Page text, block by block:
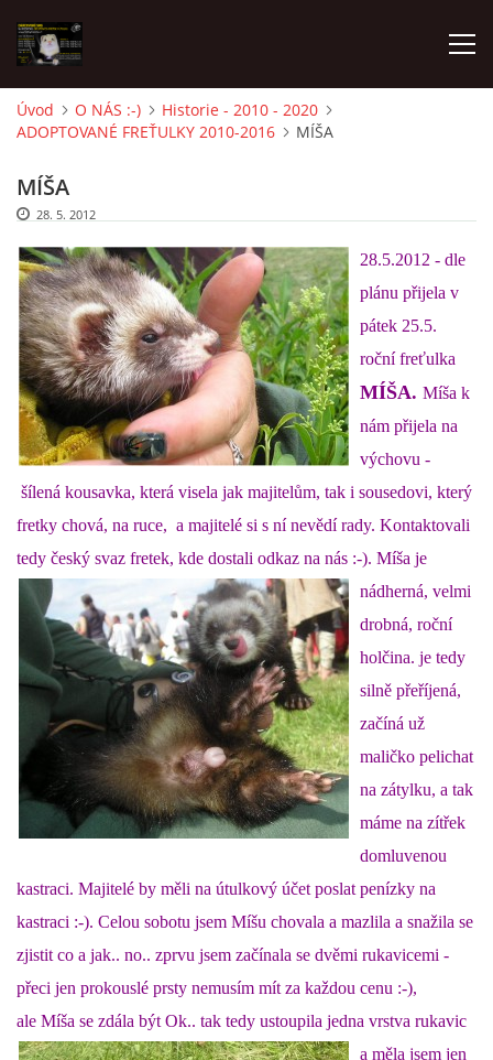
AKTUALITY
FRETKY V ÚTULKU
K ADOPCI
V PÉČI
VIRTUÁLNÍ ADOPCE
V NOVÝCH DOMOVECH
DFD - DOMOV FRETČÍCH DŮCHODCŮ
PODMÍNKY PŘEVZETÍ FRETKY.
O FRETCE
CHCI SI POŘÍDIT FRETKU
VÝCHOVA FRETKY
NEMOCI FRETEK
Úvod O NÁS :-)
Historie - 2010 - 2020
ADOPTOVANÉ FREŤULKY 2010-2016
MÍŠA
MÍŠA
28. 5. 2012
28.5.2012 - dle
plánu přijela v
pátek 25.5.
roční freťulka
MÍŠA. Míša k
nám přijela na
výchovu -
šílená kousavka, která visela jak majitelům, tak i sousedovi, který
fretky chová, na ruce, a majitelé si s ní nevědí rady. Kontaktovali
tedy český svaz fretek, kde dostali odkaz na nás :-). Míša je
nádherná, velmi
drobná, roční
holčina. je tedy
silně přeříjená,
začíná už
maličko pelichat
na zátylku, a tak
máme na zítřek
domluvenou
kastraci. Majitelé by měli na útulkový účet poslat penízky na
kastraci :-). Celou sobotu jsem Míšu chovala a mazlila a snažila se
zjistit co a jak.. no.. zprvu jsem začínala se dvěmi rukavicemi -
přeci jen prokouslé prsty nemusím mít za každou cenu :-),
ale Míša se zdála být Ok.. tak tedy ustoupila jedna vrstva rukavic
a měla jsem jen